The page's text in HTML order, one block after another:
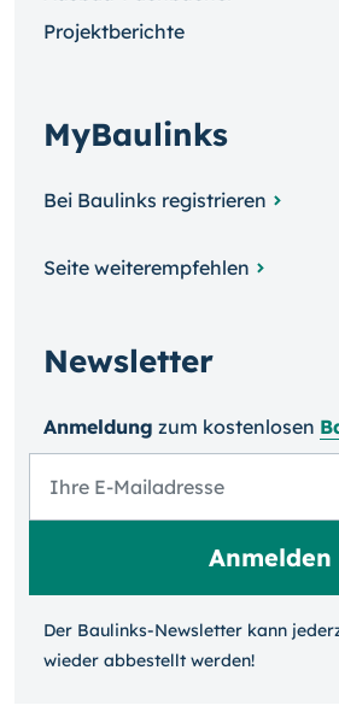
Projektberichte
MyBaulinks
Bei Baulinks registrieren
Seite weiterempfehlen
Newsletter
Anmeldung zum kosten­losen
Der Baulinks-Newsletter kann
wieder ab­bestellt werden!